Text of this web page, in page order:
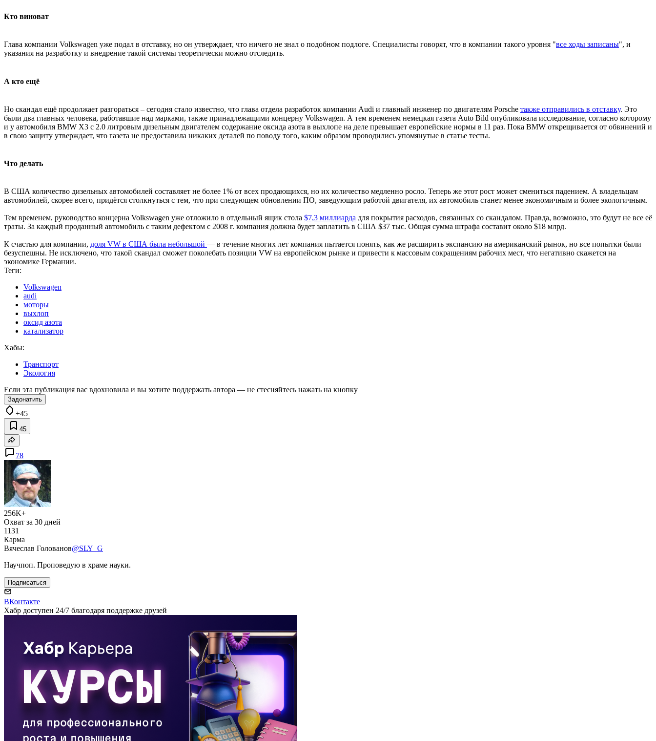
Кто виноват
Глава компании Volkswagen уже подал в отставку, но он утверждает, что ничего не знал о подобном подлоге. Специалисты говорят, что в компании такого уровня "все ходы записаны", и
указания на разработку и внедрение такой системы теоретически можно отследить.
А кто ещё
Но скандал ещё продолжает разгораться – сегодня стало известно, что глава отдела разработок компании Audi и главный инженер по двигателям Porsche также отправились в отставку. Это
были два главных человека, работавшие над марками, также принадлежащими концерну Volkswagen. А тем временем немецкая газета Auto Bild опубликовала исследование, согласно которому
и у автомобиля BMW X3 с 2.0 литровым дизельным двигателем содержание оксида азота в выхлопе на деле превышает европейские нормы в 11 раз. Пока BMW открещивается от обвинений и
в свою защиту утверждает, что газета не предоставила никаких деталей по поводу того, каким образом проводились упомянутые в статье тесты.
Что делать
В США количество дизельных автомобилей составляет не более 1% от всех продающихся, но их количество медленно росло. Теперь же этот рост может смениться падением. А владельцам
автомобилей, скорее всего, придётся столкнуться с тем, что при следующем обновлении ПО, заведующим работой двигателя, их автомобиль станет менее экономичным и более экологичным.
Тем временем, руководство концерна Volkswagen уже отложило в отдельный ящик стола $7,3 миллиарда для покрытия расходов, связанных со скандалом. Правда, возможно, это будут не все её
траты. За каждый проданный автомобиль с таким дефектом c 2008 г. компания должна будет заплатить в США $37 тыс. Общая сумма штрафа составит около $18 млрд.
К счастью для компании, доля VW в США была небольшой — в течение многих лет компания пытается понять, как же расширить экспансию на американский рынок, но все попытки были
безуспешны. Не исключено, что такой скандал сможет поколебать позиции VW на европейском рынке и привести к массовым сокращениям рабочих мест, что негативно скажется на
экономике Германии.
Теги:
Volkswagen
audi
моторы
выхлоп
оксид азота
катализатор
Хабы:
Транспорт
Экология
Если эта публикация вас вдохновила и вы хотите поддержать автора — не стесняйтесь нажать на кнопку
Задонатить
+45
45
78
256K+
Охват за 30 дней
1131
Карма
Вячеслав Голованов@SLY_G
Научпоп. Проповедую в храме науки.
Подписаться
ВКонтакте
Хабр доступен 24/7 благодаря поддержке друзей